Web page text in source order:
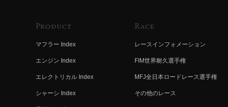
Product
マフラー Index
エンジン Index
エレクトリカル Index
シャーシ Index
Race
レースインフォメーション
FIM世界耐久選手権
MFJ全日本ロードレース選手権
その他のレース